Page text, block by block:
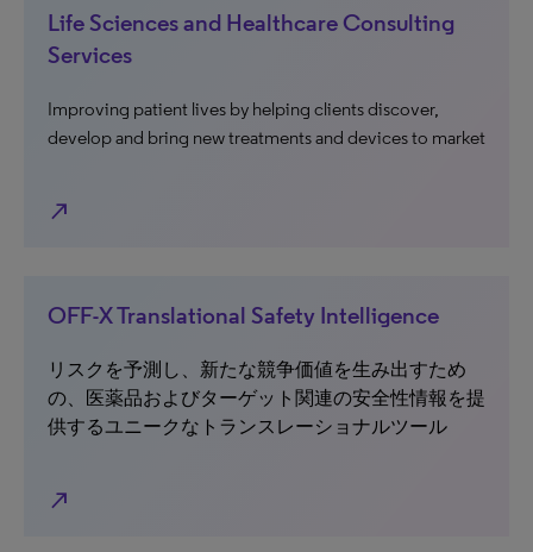
Life Sciences and Healthcare Consulting
Services
Improving patient lives by helping clients discover,
develop and bring new treatments and devices to market
north_east
OFF-X Translational Safety Intelligence
リスクを予測し、新たな競争価値を生み出すため
の、医薬品およびターゲット関連の安全性情報を提
供するユニークなトランスレーショナルツール
north_east